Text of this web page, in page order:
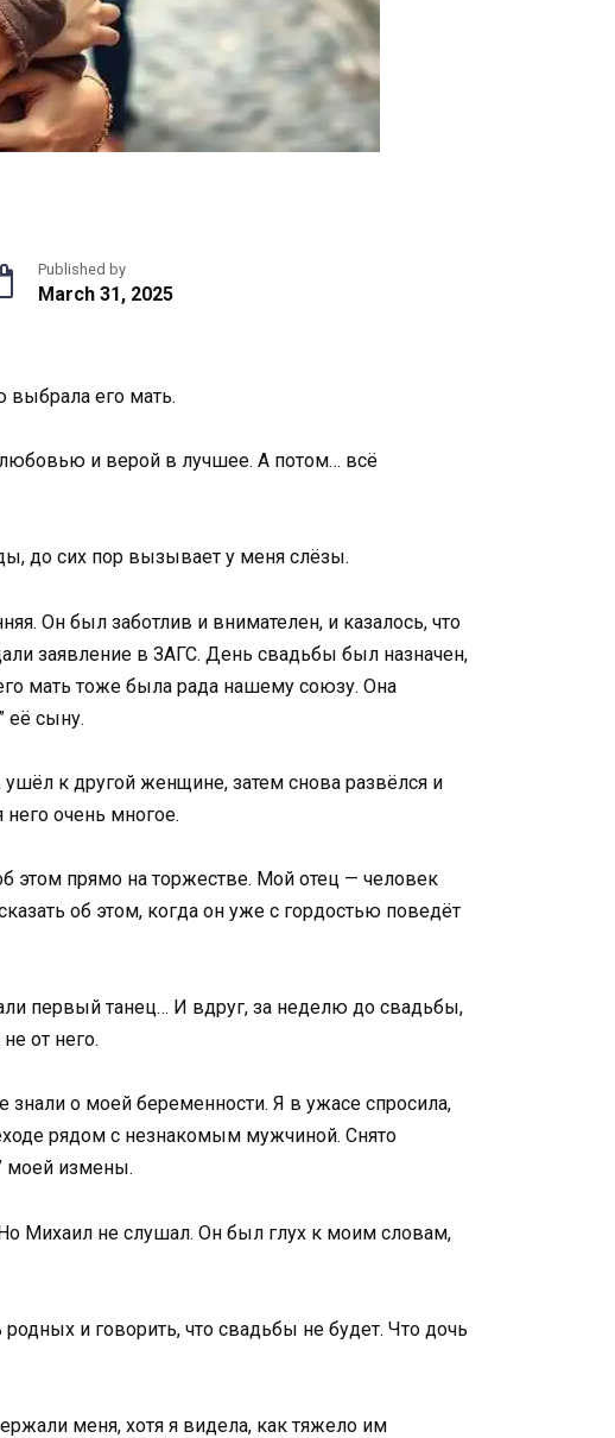
Published by
March 31, 2025
выбрала его мать.
и верой в лучшее. А потом… всё
до сих пор вызывает у меня слёзы.
Он был заботлив и внимателен, и казалось, что
заявление в ЗАГС. День свадьбы был назначен,
мать тоже была рада нашему союзу. Она
её сыну.
к другой женщине, затем снова развёлся и
очень многое.
этом прямо на торжестве. Мой отец — человек
об этом, когда он уже с гордостью поведёт
первый танец… И вдруг, за неделю до свадьбы,
от него.
о моей беременности. Я в ужасе спросила,
рядом с незнакомым мужчиной. Снято
моей измены.
Михаил не слушал. Он был глух к моим словам,
и говорить, что свадьбы не будет. Что дочь
меня, хотя я видела, как тяжело им